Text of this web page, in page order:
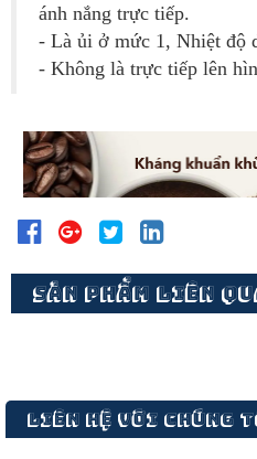
ánh nắng trực tiếp.
- Là ủi ở mức 1, Nhiệt độ
- Không là trực tiếp lên
SẢN PHẨM LIÊN
LIÊN HỆ VỚI CHÚNG